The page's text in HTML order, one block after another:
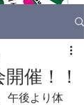
催！！
午後より体